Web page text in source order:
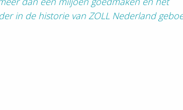
in de historie van ZOLL Nederland